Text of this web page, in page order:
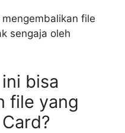
file
sengaja oleh
bisa
file yang